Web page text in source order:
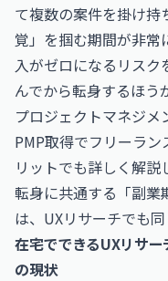
て複数の案件を掛け
覚」を掴む期間が非
入がゼロになるリスク
んでから転身するほう
プロジェクトマネジ
PMP取得でフリーラ
リットでも詳しく解説
転身に共通する「副業
は、UXリサーチでも同
在宅でできるUXリサ
の現状